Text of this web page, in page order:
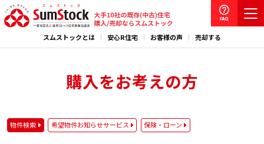
スムストックとは 安心R住宅 お客様の声 売却する
購入をお考えの方
物件検索 希望物件お知らせサービス 保険・ローン